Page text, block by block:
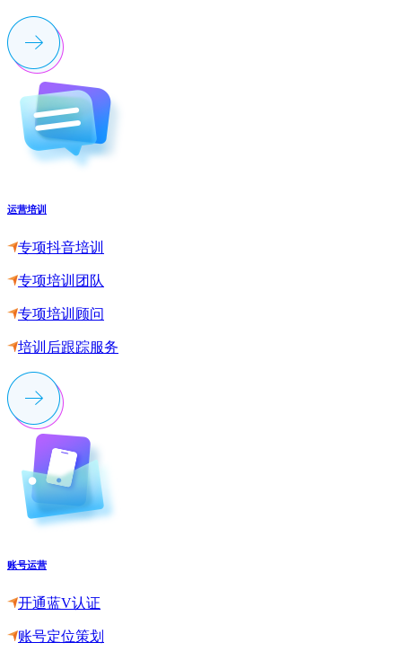
运营培训
专项抖音培训
专项培训团队
专项培训顾问
培训后跟踪服务
账号运营
开通蓝V认证
账号定位策划